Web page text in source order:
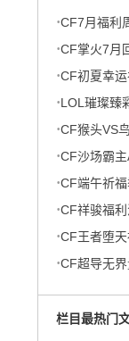
·CF7月福利
+8娜娜
·CF掌火7月
金色蔷薇萌
·CF初夏幸
·LOL璀璨臻
灵嘉文四世
·CF猴头VS
蜜火力等
·CF沙场霸
·CF端午祈
·CF祥骏福
·CF王者堕
系列皮肤等
·CF超导无
栏目最热门